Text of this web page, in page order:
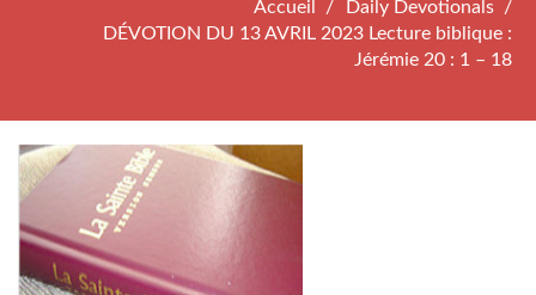
Accueil
Daily Devotionals
DÉVOTION DU 13 AVRIL 2023 Lecture biblique :
Jérémie 20 : 1 – 18